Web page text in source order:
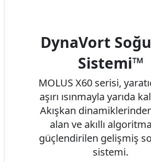
DynaVort
Sistemi™
MOLUS X60 serisi,
aşırı ısınmayla yarıda
Akışkan
alan ve akıllı
güçlendirilen gelişmiş
sistemi.